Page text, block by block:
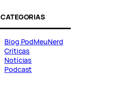
CATEGORIAS
Blog PodMeuNerd
Críticas
Notícias
Podcast